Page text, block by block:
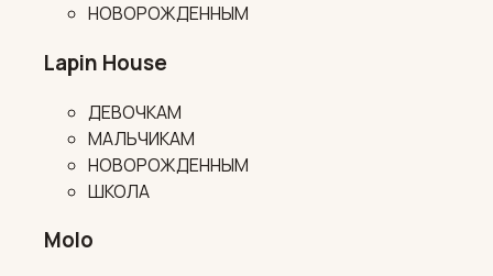
НОВОРОЖДЕННЫМ
Lapin House
ДЕВОЧКАМ
МАЛЬЧИКАМ
НОВОРОЖДЕННЫМ
ШКОЛА
Molo